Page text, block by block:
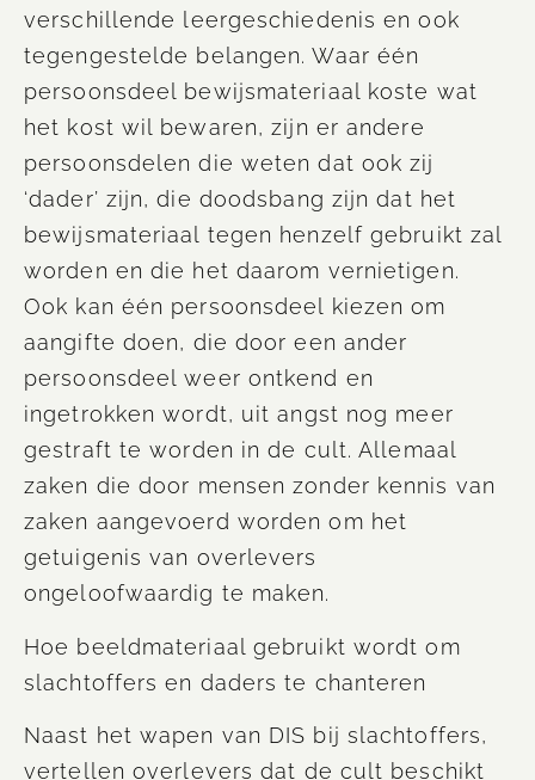
verschillende leergeschiedenis en ook
tegengestelde belangen. Waar één
persoonsdeel bewijsmateriaal koste wat
het kost wil bewaren, zijn er andere
persoonsdelen die weten dat ook zij
‘dader’ zijn, die doodsbang zijn dat het
bewijsmateriaal tegen henzelf gebruikt zal
worden en die het daarom vernietigen.
Ook kan één persoonsdeel kiezen om
aangifte doen, die door een ander
persoonsdeel weer ontkend en
ingetrokken wordt, uit angst nog meer
gestraft te worden in de cult. Allemaal
zaken die door mensen zonder kennis van
zaken aangevoerd worden om het
getuigenis van overlevers
ongeloofwaardig te maken.
Hoe beeldmateriaal gebruikt wordt om
slachtoffers en daders te chanteren
Naast het wapen van DIS bij slachtoffers,
vertellen overlevers dat de cult beschikt